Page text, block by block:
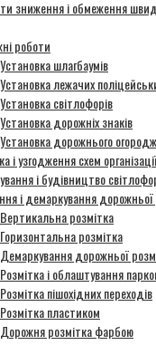
зниження і обмеження
роботи
Установка шлагбаумів
Установка лежачих
Установка світлофорів
Установка дорожніх знаків
Установка дорожнього
і узгодження схем
і будівництво
і демаркування дорожньої
Вертикальна розмітка
Горизонтальна розмітка
Демаркування дорожньої
Розмітка і облаштування
Розмітка пішохідних переходів
Розмітка пластиком
Дорожня розмітка фарбою